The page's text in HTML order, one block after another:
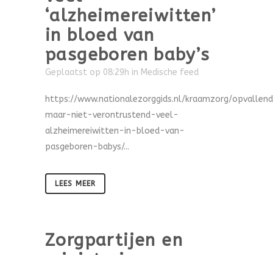
‘alzheimereiwitten’
in bloed van
pasgeboren baby’s
Geplaatst op 08:29h in Medische feed
https://www.nationalezorggids.nl/kraamzorg/
maar-niet-verontrustend-veel-
alzheimereiwitten-in-bloed-van-
pasgeboren-babys/...
LEES MEER
Zorgpartijen en